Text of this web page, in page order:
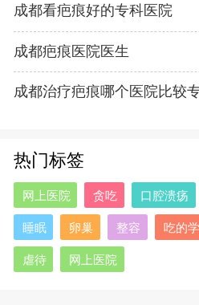
成都看疤痕好的专科医院
成都疤痕医院医生
成都治疗疤痕哪个医院比较
热门标签
网上医院 贪吃 口腔溃疡
睡眠 卵巢 整容 吃的
虐待 网上医院